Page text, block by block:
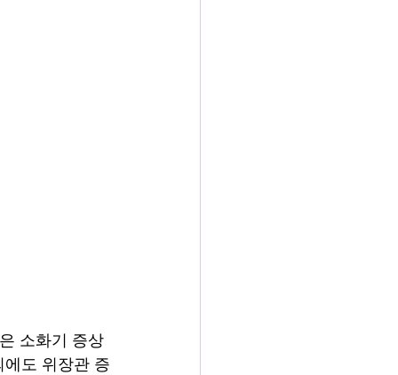
소화기 증상
도 위장관 증